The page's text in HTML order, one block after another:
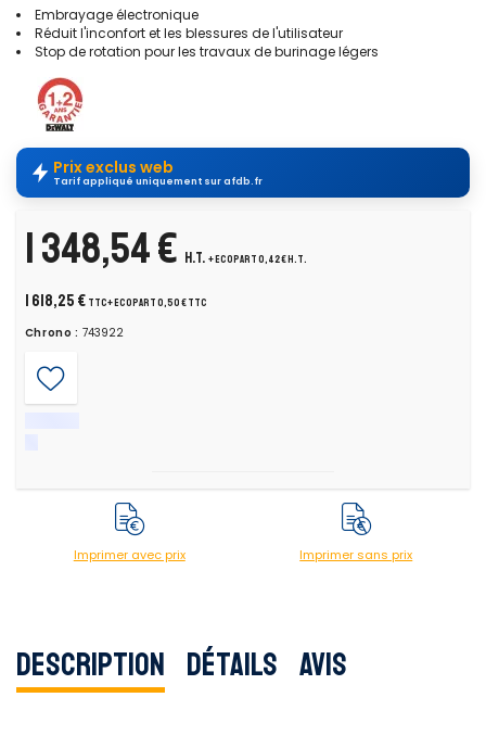
Embrayage électronique
Réduit l'inconfort et les blessures de l'utilisateur
Stop de rotation pour les travaux de burinage légers
Prix exclus web
Tarif appliqué uniquement sur afdb.fr
1 348,54 € H.T. + ecopart 0,42 € H.T.
1 618,25 € TTC+ ecopart 0,50 € TTC
Chrono : 743922
Imprimer avec prix Imprimer sans prix
Description Détails Avis